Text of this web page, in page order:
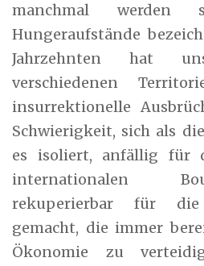
manchmal werden
Hungeraufstände
Jahrzehnten hat
verschiedenen
insurrektionelle
Schwierigkeit, sich als
es isoliert, anfällig für
internationalen
rekuperierbar für die
gemacht, die immer
Ökonomie zu